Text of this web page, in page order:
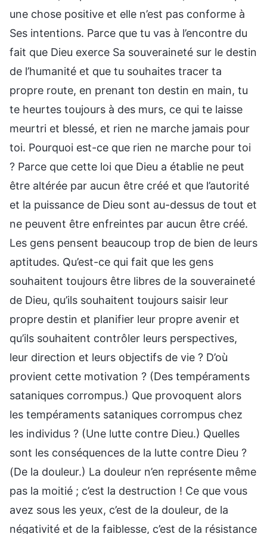
une chose positive et elle n’est pas conforme à
Ses intentions. Parce que tu vas à l’encontre du
fait que Dieu exerce Sa souveraineté sur le destin
de l’humanité et que tu souhaites tracer ta
propre route, en prenant ton destin en main, tu
te heurtes toujours à des murs, ce qui te laisse
meurtri et blessé, et rien ne marche jamais pour
toi. Pourquoi est-ce que rien ne marche pour toi
? Parce que cette loi que Dieu a établie ne peut
être altérée par aucun être créé et que l’autorité
et la puissance de Dieu sont au-dessus de tout et
ne peuvent être enfreintes par aucun être créé.
Les gens pensent beaucoup trop de bien de leurs
aptitudes. Qu’est-ce qui fait que les gens
souhaitent toujours être libres de la souveraineté
de Dieu, qu’ils souhaitent toujours saisir leur
propre destin et planifier leur propre avenir et
qu’ils souhaitent contrôler leurs perspectives,
leur direction et leurs objectifs de vie ? D’où
provient cette motivation ? (Des tempéraments
sataniques corrompus.) Que provoquent alors
les tempéraments sataniques corrompus chez
les individus ? (Une lutte contre Dieu.) Quelles
sont les conséquences de la lutte contre Dieu ?
(De la douleur.) La douleur n’en représente même
pas la moitié ; c’est la destruction ! Ce que vous
avez sous les yeux, c’est de la douleur, de la
négativité et de la faiblesse, c’est de la résistance